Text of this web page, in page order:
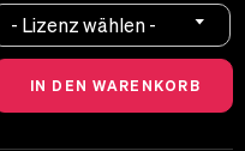
- Lizenz wählen -